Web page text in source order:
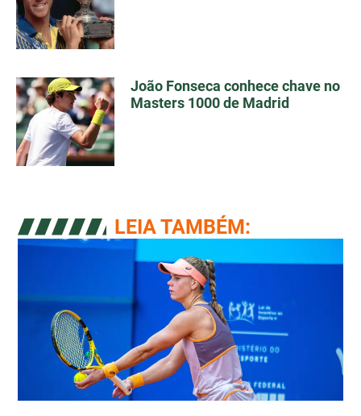
João Fonseca conhece chave no
Masters 1000 de Madrid
LEIA TAMBÉM: